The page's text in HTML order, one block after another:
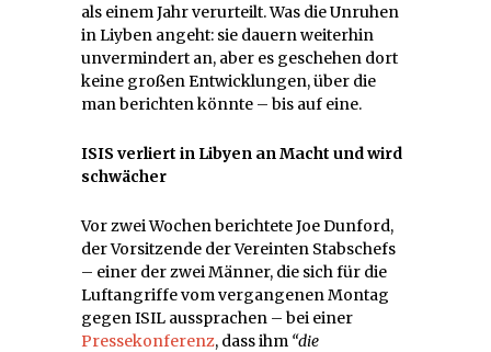
als einem Jahr verurteilt. Was die Unruhen
in Liyben angeht: sie dauern weiterhin
unvermindert an, aber es geschehen dort
keine großen Entwicklungen, über die
man berichten könnte – bis auf eine.
ISIS verliert in Libyen an Macht und wird
schwächer
Vor zwei Wochen berichtete Joe Dunford,
der Vorsitzende der Vereinten Stabschefs
– einer der zwei Männer, die sich für die
Luftangriffe vom vergangenen Montag
gegen ISIL aussprachen – bei einer
Pressekonferenz, dass ihm “die